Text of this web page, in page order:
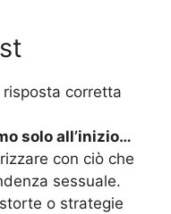
corretta
solo all’inizio…
con ciò che
sessuale.
o strategie